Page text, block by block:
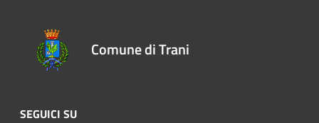
Comune di Trani
SEGUICI SU